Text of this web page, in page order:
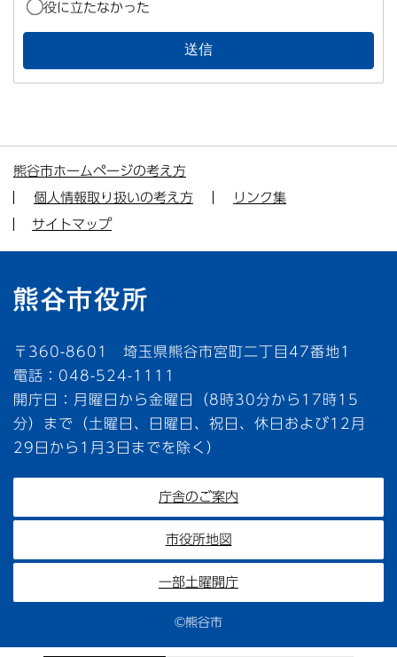
役に立たなかった
熊谷市ホームページの考え方
個人情報取り扱いの考え方
リンク集
サイトマップ
〒360-8601 埼玉県熊谷市宮町二丁目47番地1
電話：048-524-1111
開庁日：月曜日から金曜日（8時30分から17時15
分）まで（土曜日、日曜日、祝日、休日および12月
29日から1月3日までを除く）
庁舎のご案内
市役所地図
一部土曜開庁
©熊谷市